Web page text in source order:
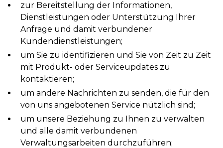
zur Bereitstellung der Informationen,
Dienstleistungen oder Unterstützung Ihrer
Anfrage und damit verbundener
Kundendienstleistungen;
um Sie zu identifizieren und Sie von Zeit zu Zeit
mit Produkt- oder Serviceupdates zu
kontaktieren;
um andere Nachrichten zu senden, die für den
von uns angebotenen Service nützlich sind;
um unsere Beziehung zu Ihnen zu verwalten
und alle damit verbundenen
Verwaltungsarbeiten durchzuführen;